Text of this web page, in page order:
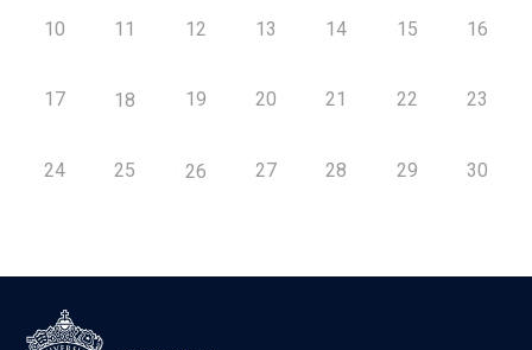
10 11 12 13 14 15 16
17 18 19 20 21 22 23
24 25 26 27 28 29 30